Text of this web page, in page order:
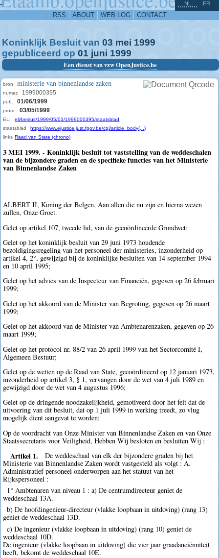
-
RSS ABOUT WEB LOG CONTACT
NL FR
Koninklijk Besluit van 03 mei 1999
gepubliceerd op 01 juni 1999
Een dienst van vzw OpenJustice.be
bron ministerie van binnenlandse zaken
numac 1999000395
pub. 01/06/1999
prom. 03/05/1999
ELI
eli/besluit/1999/05/03/1999000395/staatsblad
staatsblad
https://www.ejustice.just.fgov.be/cgi/article_body(...)
links Raad van State (chrono)
3 MEI 1999. - Koninklijk besluit tot vaststelling van de weddeschalen
van de bijzondere graden en de specifieke functies van het Ministerie
van Binnenlandse Zaken
ALBERT II, Koning der Belgen, Aan allen die nu zijn en hierna wezen
zullen, Onze Groet.
Gelet op artikel 107, tweede lid, van de gecoördineerde Grondwet;
Gelet op het koninklijk besluit van 29 juni 1973 houdende
bezoldigingsregeling van het personeel der ministeries, inzonderheid op
artikel 4, 2°, gewijzigd bij de koninklijke besluiten van 14 september 1994
en 10 april 1995;
Gelet op het advies van de Inspecteur van Financiën, gegeven op 26 februari
1999;
Gelet op het akkoord van de Minister van Begroting, gegeven op 26 maart
1999;
Gelet op het akkoord van de Minister van Ambtenarenzaken, gegeven op 26
maart 1999;
Gelet op het protocol nr. 88/2 van 26 april 1999 van het Sectorcomité I,
Algemeen Bestuur;
Gelet op de wetten op de Raad van State, gecoördineerd op 12 januari 1973,
inzonderheid op artikel 3, § 1, vervangen door de wet van 4 juli 1989 en
gewijzigd door de wet van 4 augustus 1996;
Gelet op de dringende noodzakelijkheid, gemotiveerd door het feit dat de
uitvoering van dit besluit, dat op 1 juli 1999 in werking treedt, zo vlug
mogelijk dient aangevat te worden;
Op de voordracht van Onze Minister van Binnenlandse Zaken en van Onze
Staatssecretaris voor Veiligheid, Hebben Wij besloten en besluiten Wij :
Artikel 1.
De weddeschaal van elk der bijzondere graden bij het
Ministerie van Binnenlandse Zaken wordt vastgesteld als volgt : A.
Administratief personeel onderworpen aan het statuut van het
Rijkspersoneel :
1° Ambtenaren van niveau 1 : a) De centrumdirecteur geniet de
weddeschaal 13A.
b) De hoofdingenieur-directeur (vlakke loopbaan in uitdoving) (rang 13)
geniet de weddeschaal 13D.
c) De ingenieur (vlakke loopbaan in uitdoving) (rang 10) geniet de
weddeschaal 10D.
De ingenieur (vlakke loopbaan in uitdoving) die vier jaar graadanciënniteit
heeft, bekomt de weddeschaal 10E.
^